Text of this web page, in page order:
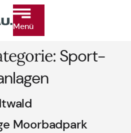
Menü
Sport-
Moorbadpark